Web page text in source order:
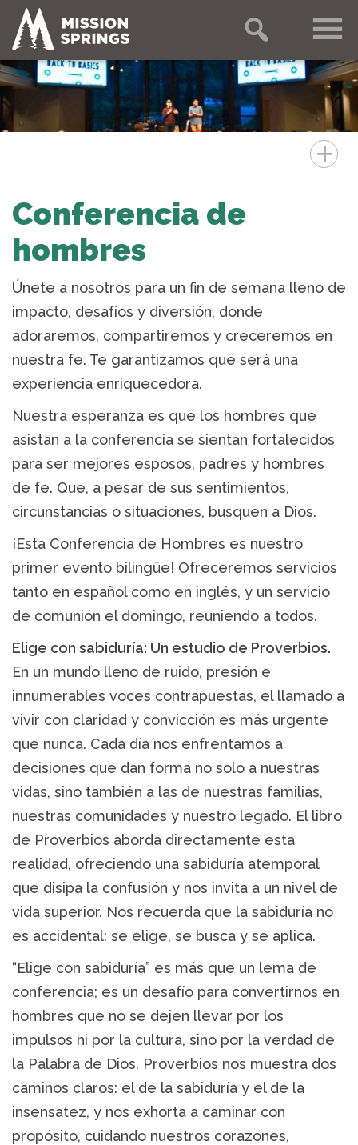
+
Conferencia de
hombres
Únete a nosotros para un fin de semana lleno de
impacto, desafíos y diversión, donde
adoraremos, compartiremos y creceremos en
nuestra fe. Te garantizamos que será una
experiencia enriquecedora.
Nuestra esperanza es que los hombres que
asistan a la conferencia se sientan fortalecidos
para ser mejores esposos, padres y hombres
de fe. Que, a pesar de sus sentimientos,
circunstancias o situaciones, busquen a Dios.
¡Esta Conferencia de Hombres es nuestro
primer evento bilingüe! Ofreceremos servicios
tanto en español como en inglés, y un servicio
de comunión el domingo, reuniendo a todos.
Elige con sabiduría: Un estudio de Proverbios.
En un mundo lleno de ruido, presión e
innumerables voces contrapuestas, el llamado a
vivir con claridad y convicción es más urgente
que nunca. Cada día nos enfrentamos a
decisiones que dan forma no solo a nuestras
vidas, sino también a las de nuestras familias,
nuestras comunidades y nuestro legado. El libro
de Proverbios aborda directamente esta
realidad, ofreciendo una sabiduría atemporal
que disipa la confusión y nos invita a un nivel de
vida superior. Nos recuerda que la sabiduría no
es accidental: se elige, se busca y se aplica.
“Elige con sabiduría” es más que un lema de
conferencia; es un desafío para convertirnos en
hombres que no se dejen llevar por los
impulsos ni por la cultura, sino por la verdad de
la Palabra de Dios. Proverbios nos muestra dos
caminos claros: el de la sabiduría y el de la
insensatez, y nos exhorta a caminar con
propósito, cuidando nuestros corazones,